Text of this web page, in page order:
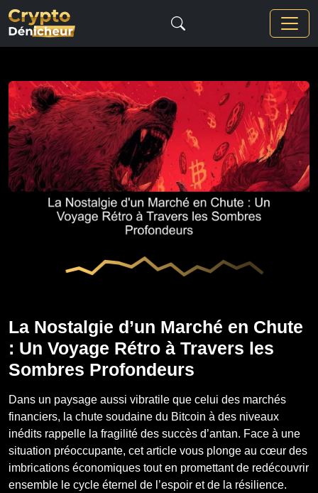
La Nostalgie d’un Marché en Chute
: Un Voyage Rétro à Travers les
Sombres Profondeurs
Dans un paysage aussi vibratile que celui des marchés
financiers, la chute soudaine du Bitcoin à des niveaux
inédits rappelle la fragilité des succès d’antan. Face à une
situation préoccupante, cet article vous plonge au cœur des
imbrications économiques tout en promettant de redécouvrir
ensemble le cycle éternel de l’espoir et de la résilience.